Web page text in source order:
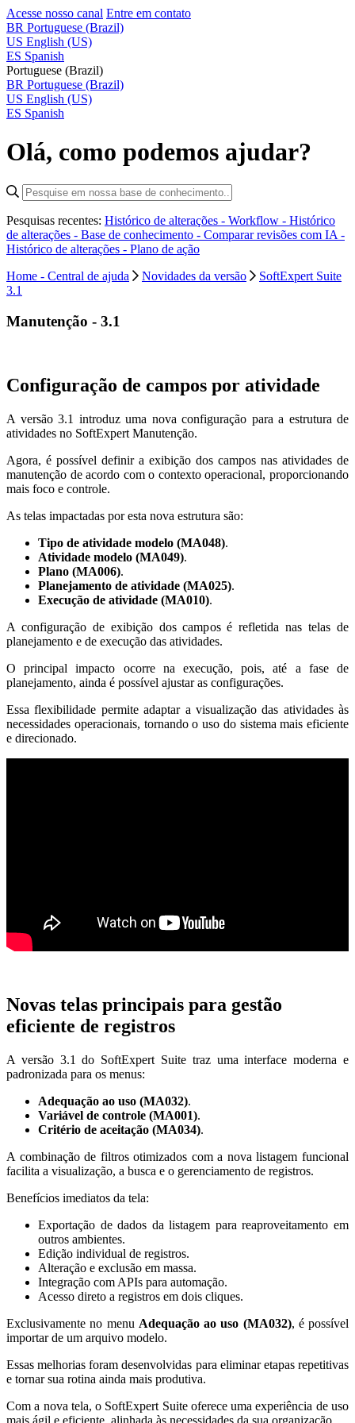
Acesse nosso canal Entre em contato
BR Portuguese (Brazil)
US English (US)
ES Spanish
Portuguese (Brazil)
BR Portuguese (Brazil)
US English (US)
ES Spanish
Olá, como podemos ajudar?
Pesquisas recentes: Histórico de alterações - Workflow - Histórico
de alterações - Base de conhecimento - Comparar revisões com IA -
Histórico de alterações - Plano de ação
Home - Central de ajuda
Novidades da versão
SoftExpert Suite
3.1
Manutenção - 3.1
Configuração de campos por atividade
A versão 3.1 introduz uma nova configuração para a estrutura de
atividades no SoftExpert Manutenção.
Agora, é possível definir a exibição dos campos nas atividades de
manutenção de acordo com o contexto operacional, proporcionando
mais foco e controle.
As telas impactadas por esta nova estrutura são:
Tipo de atividade modelo (MA048).
Atividade modelo (MA049).
Plano (MA006).
Planejamento de atividade (MA025).
Execução de atividade (MA010).
A configuração de exibição dos campos é refletida nas telas de
planejamento e de execução das atividades.
O principal impacto ocorre na execução, pois, até a fase de
planejamento, ainda é possível ajustar as configurações.
Essa flexibilidade permite adaptar a visualização das atividades às
necessidades operacionais, tornando o uso do sistema mais eficiente
e direcionado.
Novas telas principais para gestão
eficiente de registros
A versão 3.1 do SoftExpert Suite traz uma interface moderna e
padronizada para os menus:
Adequação ao uso (MA032).
Variável de controle (MA001).
Critério de aceitação (MA034).
A combinação de filtros otimizados com a nova listagem funcional
facilita a visualização, a busca e o gerenciamento de registros.
Benefícios imediatos da tela:
Exportação de dados da listagem para reaproveitamento em
outros ambientes.
Edição individual de registros.
Alteração e exclusão em massa.
Integração com APIs para automação.
Acesso direto a registros em dois cliques.
Exclusivamente no menu Adequação ao uso (MA032), é possível
importar de um arquivo modelo.
Essas melhorias foram desenvolvidas para eliminar etapas repetitivas
e tornar sua rotina ainda mais produtiva.
Com a nova tela, o SoftExpert Suite oferece uma experiência de uso
mais ágil e eficiente, alinhada às necessidades da sua organização.